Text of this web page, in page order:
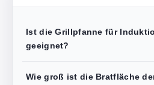
Ist die Grillpfanne für
geeignet?
Wie groß ist die Bratfläche